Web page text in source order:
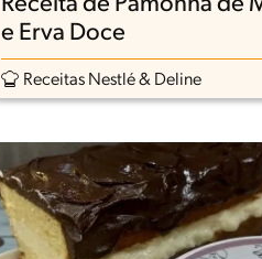
e Erva Doce
Receitas Nestlé & Deline